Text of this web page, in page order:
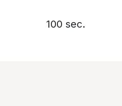
100 sec.